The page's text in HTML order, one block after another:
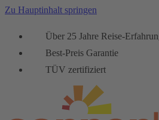
Zu Hauptinhalt springen
Über 25 Jahre Reise-
Best-Preis Garantie
TÜV zertifiziert